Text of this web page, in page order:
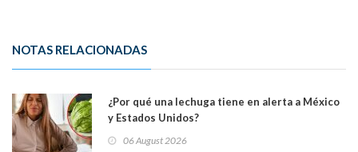
NOTAS RELACIONADAS
¿Por qué una lechuga tiene en alerta a México
y Estados Unidos?
06 August 2026